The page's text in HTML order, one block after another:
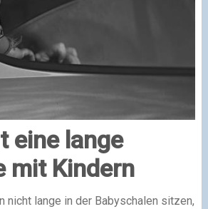
eine lange
mit Kindern
nicht lange in der Babyschalen sitzen,